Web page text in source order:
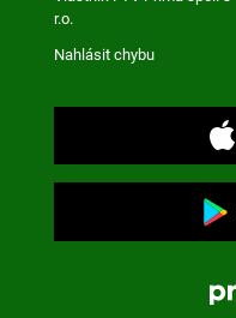
r.o.
Nahlásit chybu